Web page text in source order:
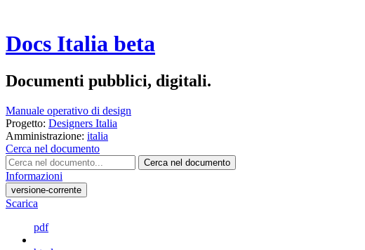
Docs Italia beta
Documenti pubblici, digitali.
Manuale operativo di design
Progetto: Designers Italia
Amministrazione: italia
Cerca nel documento
Cerca nel documento
Informazioni
versione-corrente
Scarica
pdf